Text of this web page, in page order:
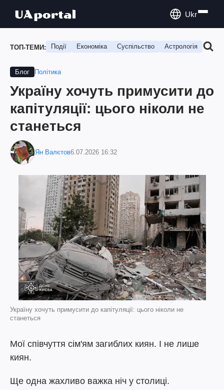
Ukr
ТОП-ТЕМИ: Події Економіка Суспільство Астрологія
Блог Політика
Україну хочуть примусити до
капітуляції: цього ніколи не
станеться
Ян Валєтов6.07.2026 16:32
Україну хочуть примусити до капітуляції: цього ніколи не
станеться
Мої співчуття сім'ям загиблих киян. І не лише
киян.
Ще одна жахливо важка ніч у столиці.